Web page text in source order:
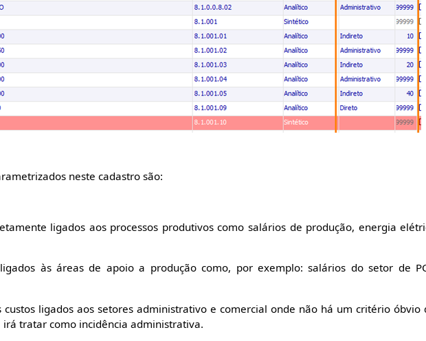
neste cadastro são:
ligados aos processos produtivos como salários de produção, energia
às áreas de apoio a produção como, por exemplo: salários do setor de
custos ligados aos setores administrativo e comercial onde não há um critério óbvio
irá tratar como incidência administrativa.